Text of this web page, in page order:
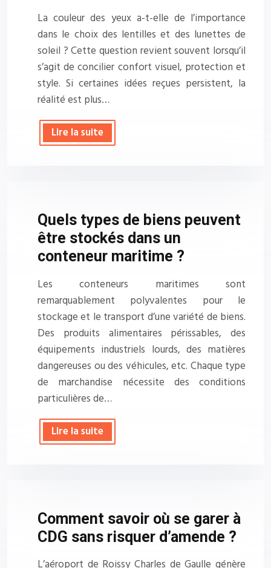
La couleur des yeux a-t-elle de l’importance
dans le choix des lentilles et des lunettes de
soleil ? Cette question revient souvent lorsqu’il
s’agit de concilier confort visuel, protection et
style. Si certaines idées reçues persistent, la
réalité est plus…
Lire la suite
Quels types de biens peuvent
être stockés dans un
conteneur maritime ?
Les conteneurs maritimes sont
remarquablement polyvalentes pour le
stockage et le transport d’une variété de biens.
Des produits alimentaires périssables, des
équipements industriels lourds, des matières
dangereuses ou des véhicules, etc. Chaque type
de marchandise nécessite des conditions
particulières de…
Lire la suite
Comment savoir où se garer à
CDG sans risquer d’amende ?